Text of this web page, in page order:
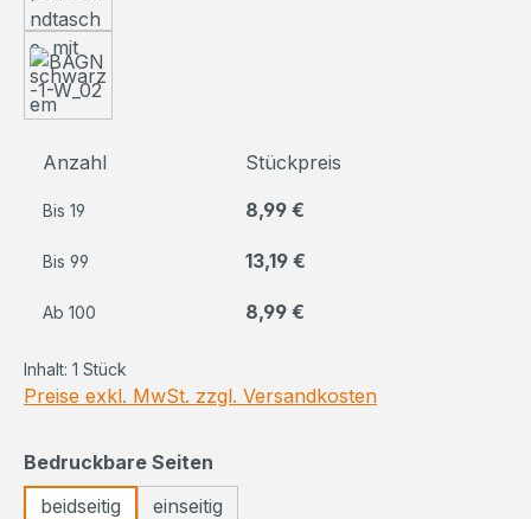
Anzahl Stückpreis
Bis 19 8,99 €
Bis 99 13,19 €
Ab 100 8,99 €
Inhalt: 1 Stück
Preise exkl. MwSt. zzgl. Versandkosten
Bedruckbare Seiten
beidseitig
einseitig